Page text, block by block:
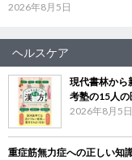
2026年8月5日
ヘルスケア
現代書林か
考塾の15人
2026年8月5日
重症筋無力症への正しい知